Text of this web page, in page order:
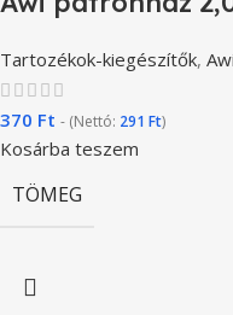
Tartozékok-kiegészítők,
370 Ft - (Nettó: 291 Ft)
Kosárba teszem
TÖMEG